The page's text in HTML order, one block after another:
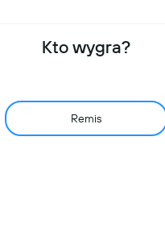
Kto wygra?
Remis